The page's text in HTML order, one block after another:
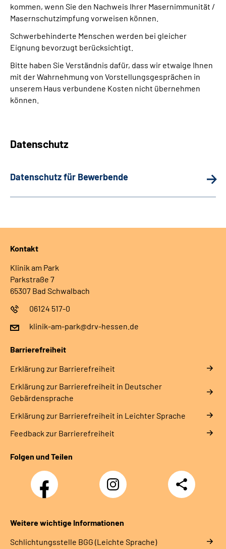
kommen, wenn Sie den Nachweis Ihrer Masernimmunität /
Masernschutzimpfung vorweisen können.
Schwerbehinderte Menschen werden bei gleicher
Eignung bevorzugt berücksichtigt.
Bitte haben Sie Verständnis dafür, dass wir etwaige Ihnen
mit der Wahrnehmung von Vorstellungsgesprächen in
unserem Haus verbundene Kosten nicht übernehmen
können.
Datenschutz
Datenschutz für Bewerbende
Kontakt
Klinik am Park
Parkstraße 7
65307 Bad Schwalbach
06124 517-0
klinik-am-park@drv-hessen.de
Barrierefreiheit
Erklärung zur Barrierefreiheit
Erklärung zur Barrierefreiheit in Deutscher
Gebärdensprache
Erklärung zur Barrierefreiheit in Leichter Sprache
Feedback zur Barrierefreiheit
Folgen und Teilen
Facebook Instagram
Teilen
Weitere wichtige Informationen
Schlich­tungs­stel­le BGG (Leichte Sprache)